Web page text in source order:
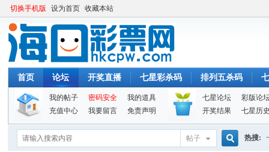
切换手机版 设为首页 收藏本站
首页 论坛 开奖直播 七星彩杀码 排列五杀码
我的帖子 密码安全
我的道具
充值中心
我要留言 免责声明
七星论坛
彩版论
开奖结果
七星历
帖子 热搜: